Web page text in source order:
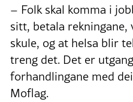
– Folk skal komma i
sitt, betala
skule, og at helsa blir
treng det. Det er
forhandlingane med
Moflag.